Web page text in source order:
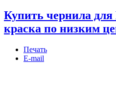
Купить чернила для
краска по низким
Печать
E-mail